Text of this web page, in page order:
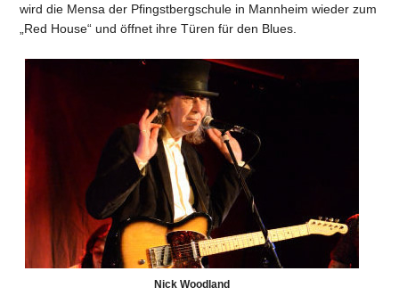
wird die Mensa der Pfingstbergschule in Mannheim wieder zum
„Red House“ und öffnet ihre Türen für den Blues.
Nick Woodland